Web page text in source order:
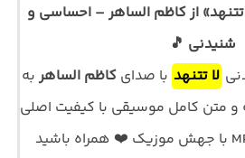
از کاظم الساهر – احساسی و
شنیدنی 🎵
لا تتنهد با صدای کاظم الساهر به
و متن کامل موسیقی با کیفیت اصلی